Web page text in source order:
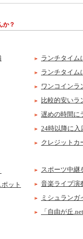
か？
ット
ランチタイム
ランチタイム
ワンコインラ
比較的安いラ
遅めの時間に
24時以降に入
クレジットカ
スポーツ中継
音楽ライブ演
ミシュランガ
「自由が丘